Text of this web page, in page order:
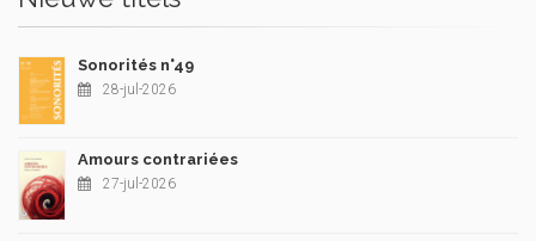
Sonorités n°49
28-jul-2026
Amours contrariées
27-jul-2026